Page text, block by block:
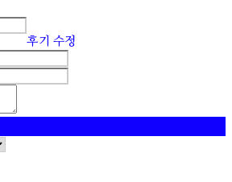
후기 수정